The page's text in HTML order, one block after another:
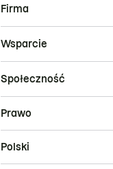
Firma
Wsparcie
Społeczność
Prawo
Polski